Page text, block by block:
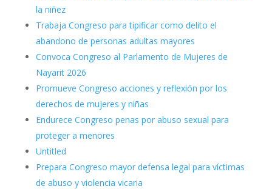
la niñez
Trabaja Congreso para tipificar como delito el
abandono de personas adultas mayores
Convoca Congreso al Parlamento de Mujeres de
Nayarit 2026
Promueve Congreso acciones y reflexión por los
derechos de mujeres y niñas
Endurece Congreso penas por abuso sexual para
proteger a menores
Untitled
Prepara Congreso mayor defensa legal para víctimas
de abuso y violencia vicaria